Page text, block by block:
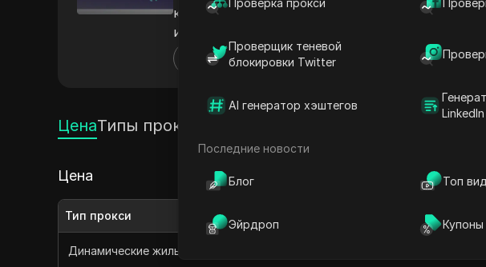
Проверка прокси
Проверщик теневой
блокировки Twitter
AI генератор хэштегов
LinkedIn
Последние новости
Блог Топ
Эйрдроп Купоны
конфиденциальности в интернете. С акцентом
интернетом и получать доступ к контенту с
Другие
ЦенаТипы прокси
Цена
Тип прокси
Динамические жилые IP